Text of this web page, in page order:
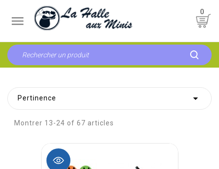

0
Pertinence 
Montrer 13-24 of 67 articles